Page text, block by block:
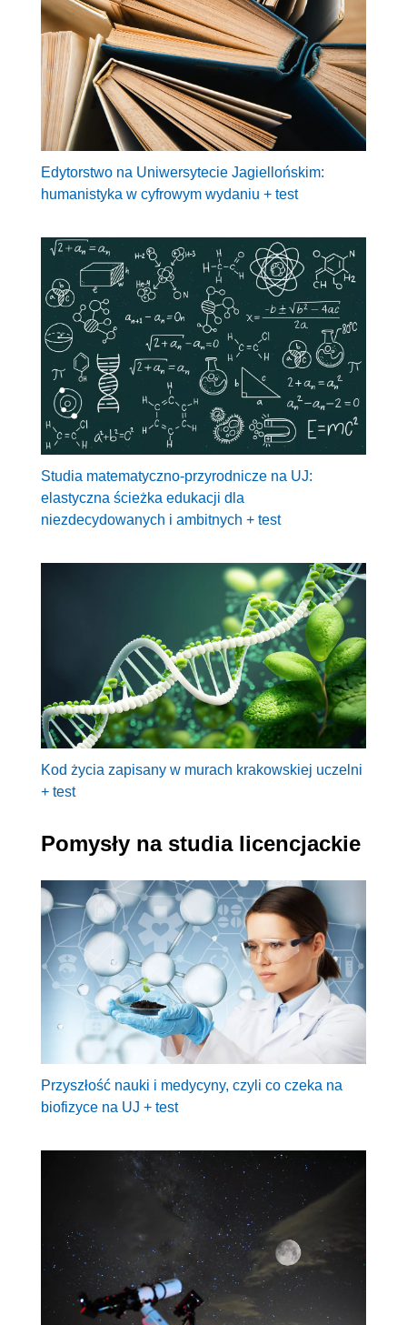
Edytorstwo na Uniwersytecie Jagiellońskim:
humanistyka w cyfrowym wydaniu + test
Studia matematyczno-przyrodnicze na UJ:
elastyczna ścieżka edukacji dla
niezdecydowanych i ambitnych + test
Kod życia zapisany w murach krakowskiej uczelni
+ test
Pomysły na studia licencjackie
Przyszłość nauki i medycyny, czyli co czeka na
biofizyce na UJ + test